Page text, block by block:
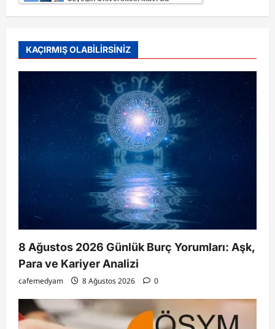
KAÇIRMIŞ OLABİLİRSİNİZ
8 Ağustos 2026 Günlük Burç Yorumları: Aşk,
Para ve Kariyer Analizi
cafemedyam 8 Ağustos 2026 0